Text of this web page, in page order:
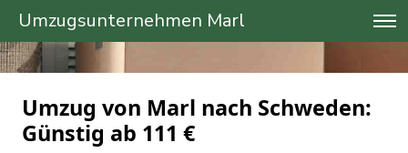
Umzugsunternehmen Marl
Umzug von Marl nach Schweden:
Günstig ab 111 €